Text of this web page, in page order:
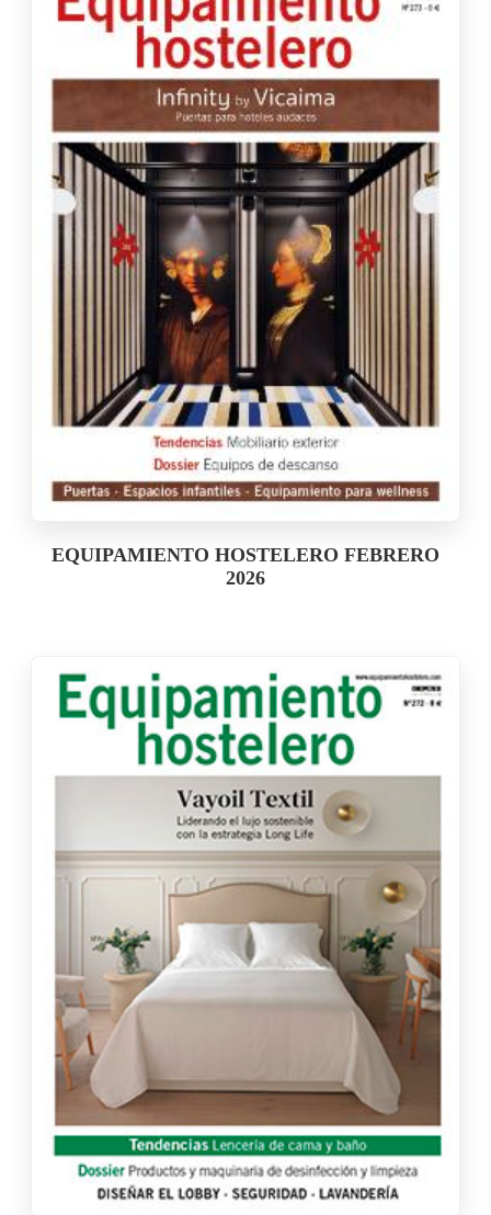
EQUIPAMIENTO HOSTELERO FEBRERO
2026